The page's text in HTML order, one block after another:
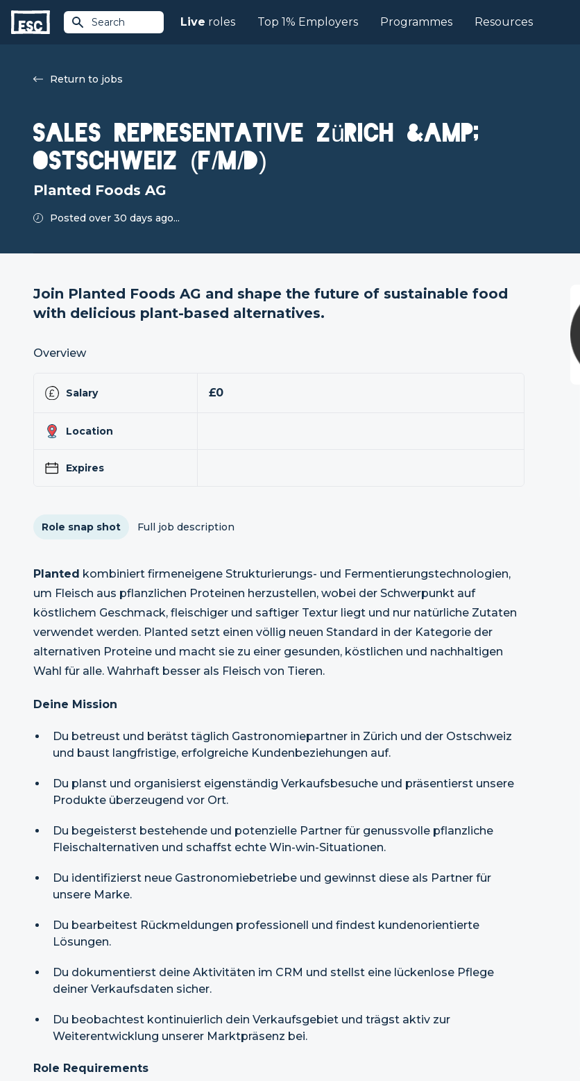
Search Live roles Top 1% Employers Programmes Resources
Return to jobs
Sales Representative Zürich &amp;
Ostschweiz (f/m/d)
Planted Foods AG
Posted over 30 days ago...
Join Planted Foods AG and shape the future of sustainable food
with delicious plant-based alternatives.
Overview
Salary £0
Location
Expires
Role snap shot Full job description
Planted kombiniert firmeneigene Strukturierungs- und Fermentierungstechnologien,
um Fleisch aus pflanzlichen Proteinen herzustellen, wobei der Schwerpunkt auf
köstlichem Geschmack, fleischiger und saftiger Textur liegt und nur natürliche Zutaten
verwendet werden. Planted setzt einen völlig neuen Standard in der Kategorie der
alternativen Proteine und macht sie zu einer gesunden, köstlichen und nachhaltigen
Wahl für alle. Wahrhaft besser als Fleisch von Tieren.
Deine Mission
Du betreust und berätst täglich Gastronomiepartner in Zürich und der Ostschweiz
und baust langfristige, erfolgreiche Kundenbeziehungen auf.
Du planst und organisierst eigenständig Verkaufsbesuche und präsentierst unsere
Produkte überzeugend vor Ort.
Du begeisterst bestehende und potenzielle Partner für genussvolle pflanzliche
Fleischalternativen und schaffst echte Win-win-Situationen.
Du identifizierst neue Gastronomiebetriebe und gewinnst diese als Partner für
unsere Marke.
Du bearbeitest Rückmeldungen professionell und findest kundenorientierte
Lösungen.
Du dokumentierst deine Aktivitäten im CRM und stellst eine lückenlose Pflege
deiner Verkaufsdaten sicher.
Du beobachtest kontinuierlich dein Verkaufsgebiet und trägst aktiv zur
Weiterentwicklung unserer Marktpräsenz bei.
Role Requirements